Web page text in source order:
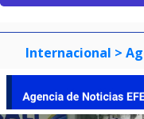
Internacional >